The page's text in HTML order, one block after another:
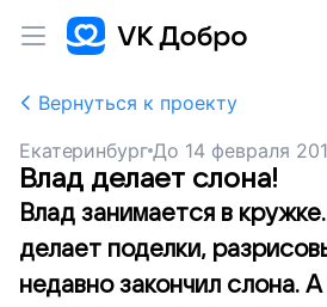
Вернуться к проекту
Екатеринбург До 14 февраля
Влад делает слона!
Влад занимается в
делает поделки,
недавно закончил слона.